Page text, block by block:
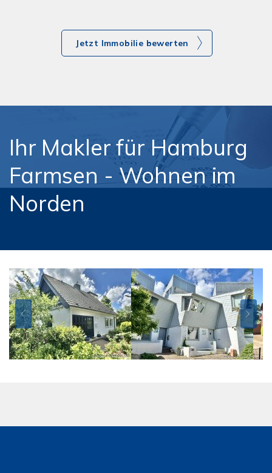
Jetzt Immobilie bewerten
Ihr Makler für Hamburg
Farmsen - Wohnen im
Norden